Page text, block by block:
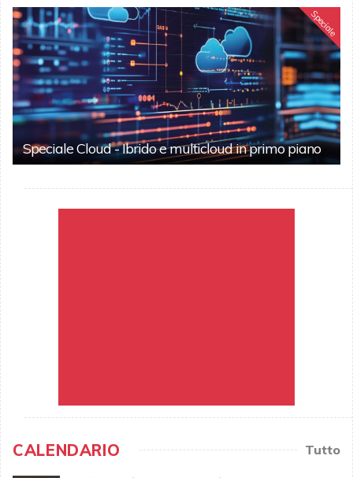
Speciale
Speciale Cloud - Ibrido e multicloud in primo piano
CALENDARIO Tutto